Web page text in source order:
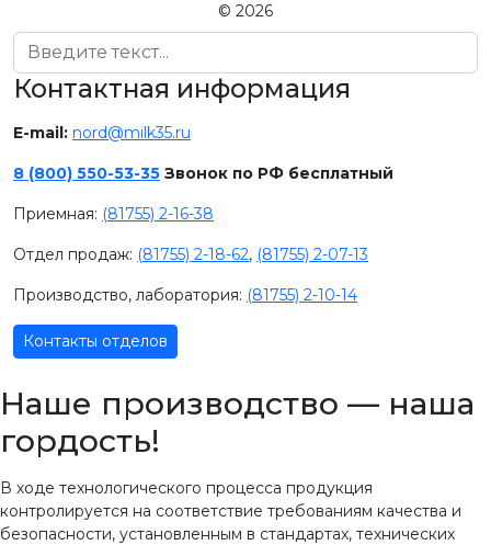
© 2026
Поиск
Контактная информация
E-mail: nord@milk35.ru
8 (800) 550-53-35 Звонок по РФ бесплатный
Приемная: (81755) 2-16-38
Отдел продаж: (81755) 2-18-62, (81755) 2-07-13
Производство, лаборатория: (81755) 2-10-14
Контакты отделов
Наше производство — наша
гордость!
В ходе технологического процесса продукция
контролируется на соответствие требованиям качества и
безопасности, установленным в стандартах, технических